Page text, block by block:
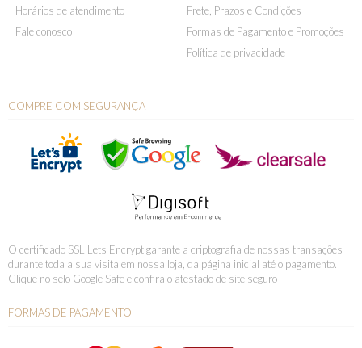
Horários de atendimento
Fale conosco
Frete, Prazos e Condições
Formas de Pagamento e Promoções
Política de privacidade
COMPRE COM SEGURANÇA
O certificado SSL Lets Encrypt garante a criptografia de nossas transações
durante toda a sua visita em nossa loja, da página inicial até o pagamento.
Clique no selo Google Safe e confira o atestado de site seguro
FORMAS DE PAGAMENTO